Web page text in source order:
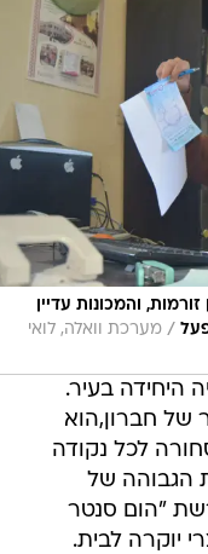
והמכונות עדיין
/ מערכת וואלה, לואי
היחידה בעיר.
של חברון,הוא
לכל נקודה
הגבוהה של
"הום סנטר
יוקרה לבית.